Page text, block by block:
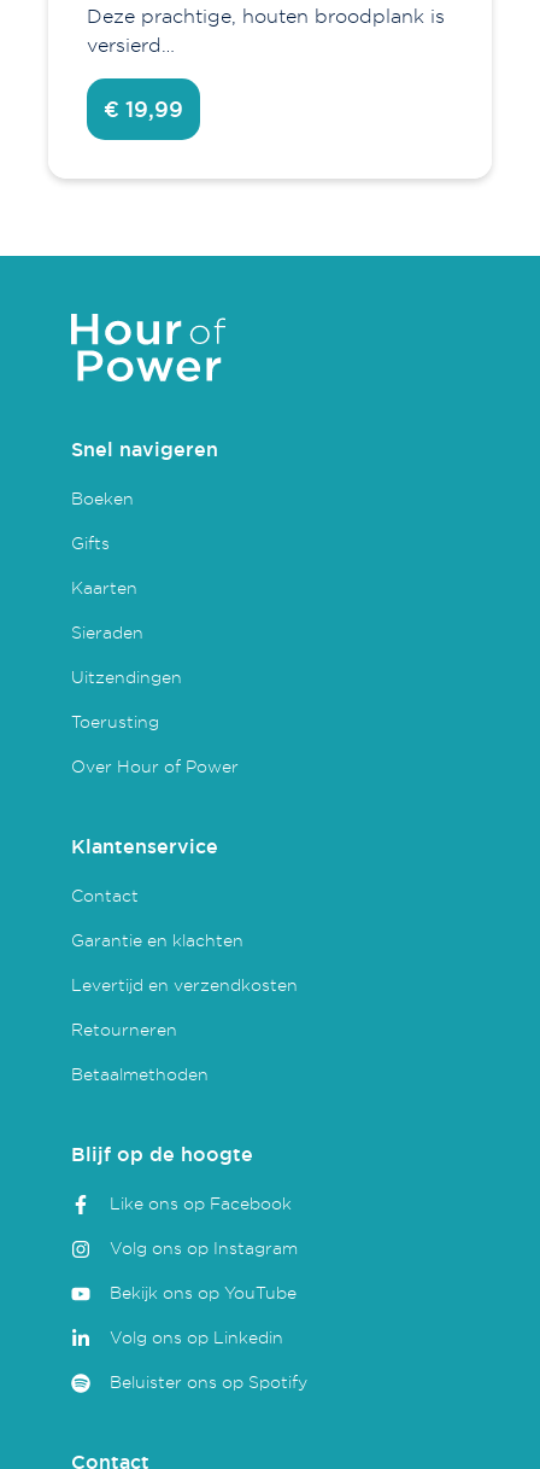
Deze prachtige, houten broodplank is
versierd…
€ 19,99
Snel navigeren
Boeken
Gifts
Kaarten
Sieraden
Uitzendingen
Toerusting
Over Hour of Power
Klantenservice
Contact
Garantie en klachten
Levertijd en verzendkosten
Retourneren
Betaalmethoden
Blijf op de hoogte
Like ons op Facebook
Volg ons op Instagram
Bekijk ons op YouTube
Volg ons op Linkedin
Beluister ons op Spotify
Contact